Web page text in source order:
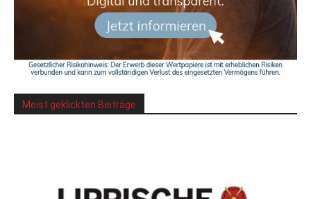
Meist geklickten Beiträge